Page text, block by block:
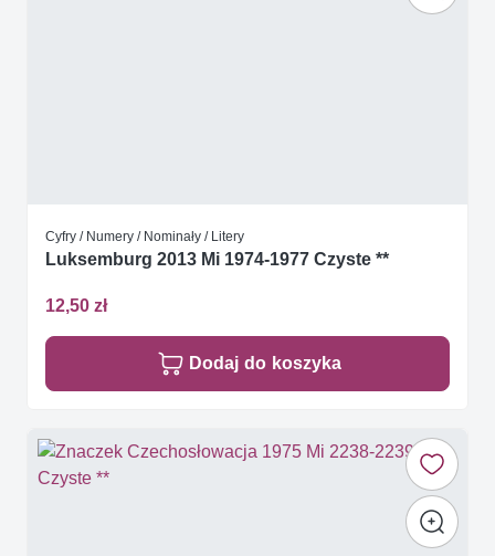
Cyfry / Numery / Nominały / Litery
Luksemburg 2013 Mi 1974-1977 Czyste **
12,50 zł
Dodaj do koszyka